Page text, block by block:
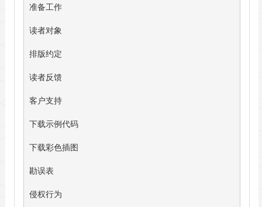
准备工作
读者对象
排版约定
读者反馈
客户支持
下载示例代码
下载彩色插图
勘误表
侵权行为